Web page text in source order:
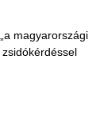
magyarországi